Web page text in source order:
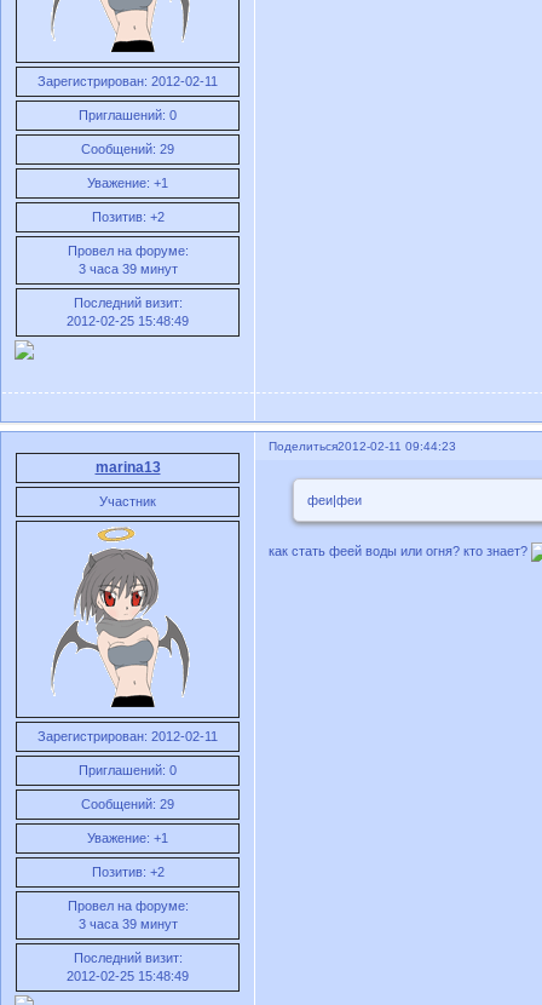
Зарегистрирован: 2012-02-11
Приглашений: 0
Сообщений: 29
Уважение: +1
Позитив: +2
Провел на форуме:
3 часа 39 минут
Последний визит:
2012-02-25 15:48:49
Поделиться2012-02-11 09:44:23
marina13
Участник
Зарегистрирован: 2012-02-11
Приглашений: 0
Сообщений: 29
Уважение: +1
Позитив: +2
Провел на форуме:
3 часа 39 минут
Последний визит:
2012-02-25 15:48:49
феи|феи
как стать феей воды или огня? кто знает?